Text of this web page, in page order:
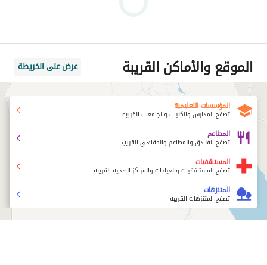
الموقع والأماكن القريبة عرض على الخريطة
المؤسسات التعليمية
تصفح المدارس والكليات والجامعات القريبة
المطاعم
تصفح الفنادق والمطاعم والمقاهي القريب
المستشفيات
تصفح المستشفيات والعيادات والمراكز الصحية القريبة
المتنزهات
تصفح المتنزهات القريبة